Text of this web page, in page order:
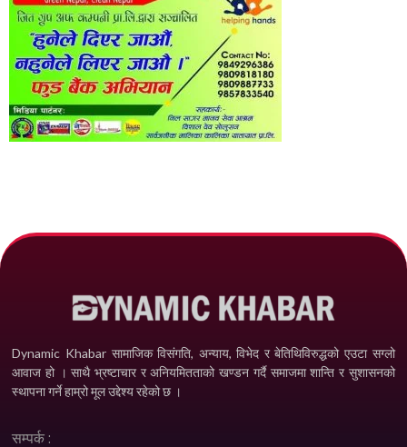
Dynamic Khabar सामाजिक विसंगति, अन्याय, विभेद­ र बेतिथिविरुद्धको एउटा सग्लो
आवाज हो । साथै भ्रष्टाचार र अनियमितताको खण्डन गर्दै समाजमा शान्ति र सुशासनको
स्थापना गर्ने हाम्रो मूल उद्देश्य रहेको छ ।
सम्पर्क :